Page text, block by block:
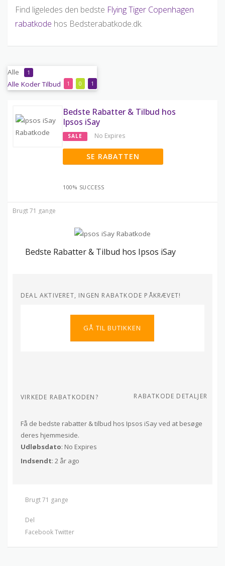
Find ligeledes den bedste Flying Tiger Copenhagen
rabatkode hos Bedsterabatkode.dk.
Alle 1
Alle 1
Koder 0
Tilbud 1
Bedste Rabatter & Tilbud hos
Ipsos iSay
SALE No Expires
SE RABATTEN
100% SUCCESS
Brugt 71 gange
Bedste Rabatter & Tilbud hos Ipsos iSay
DEAL AKTIVERET, INGEN RABATKODE PÅKRÆVET!
GÅ TIL BUTIKKEN
VIRKEDE RABATKODEN? RABATKODE DETALJER
Få de bedste rabatter & tilbud hos Ipsos iSay ved at besøge
deres hjemmeside.
Udløbsdato: No Expires
Indsendt: 2 år ago
Brugt 71 gange
Del
FacebookTwitter